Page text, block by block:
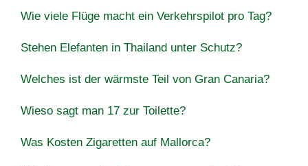
Wie viele Flüge macht ein Verkehrspilot pro Tag?
Stehen Elefanten in Thailand unter Schutz?
Welches ist der wärmste Teil von Gran Canaria?
Wieso sagt man 17 zur Toilette?
Was Kosten Zigaretten auf Mallorca?